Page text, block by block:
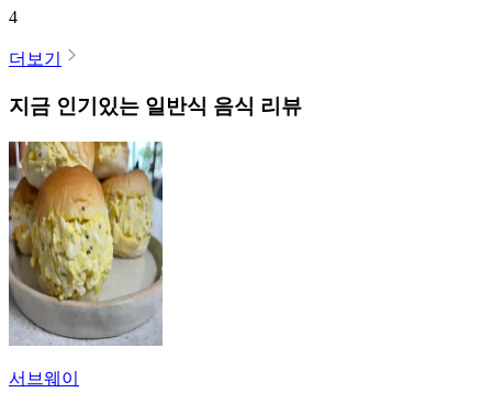
4
더보기
지금 인기있는 일반식 음식 리뷰
서브웨이